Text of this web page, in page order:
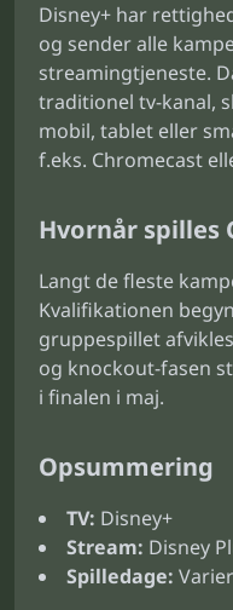
Disney+ har
og sender alle
streamingtjeneste.
traditionel tv-kanal,
mobil, tablet eller
f.eks. Chromecast
Hvornår spilles
Langt de fleste
Kvalifikationen
gruppespillet
og knockout-fasen
i finalen i maj.
Opsummering
TV: Disney+
Stream: Disney
Spilledage: